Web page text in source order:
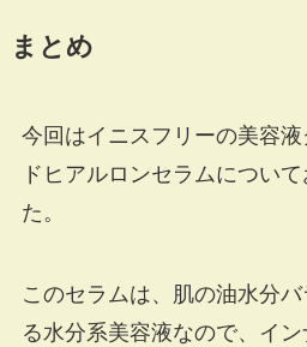
まとめ
今回はイニスフリーの美容
ドヒアルロンセラムについ
た。
このセラムは、肌の油水分
る水分系美容液なので、イ